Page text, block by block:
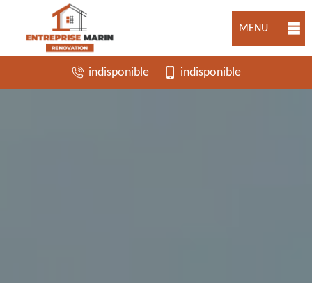
MENU
indisponible indisponible